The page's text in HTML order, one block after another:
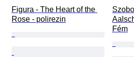
Figura - The Heart of the
Rose - polirezin
Fém